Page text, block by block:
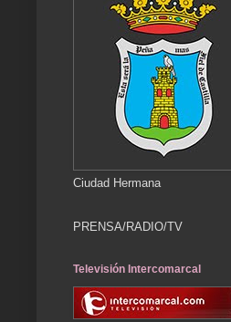
Ciudad Hermana
PRENSA/RADIO/TV
Televisión Intercomarcal